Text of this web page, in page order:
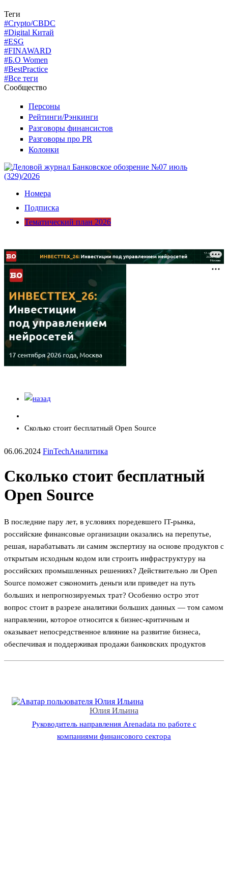
Теги
#Crypto/CBDC
#Digital Китай
#ESG
#FINAWARD
#Б.О Women
#BestPractice
#Все теги
Сообщество
Персоны
Рейтинги/Рэнкинги
Разговоры финансистов
Разговоры про PR
Колонки
Номера
Подписка
Тематический план 2026
Сколько стоит бесплатный Open Source
06.06.2024 FinTechАналитика
Сколько стоит бесплатный
Open Source
В последние пару лет, в условиях поредевшего IT-рынка,
российские финансовые организации оказались на перепутье,
решая, нарабатывать ли самим экспертизу на основе продуктов с
открытым исходным кодом или строить инфраструктуру на
российских промышленных решениях? Действительно ли Open
Source поможет сэкономить деньги или приведет на путь
больших и непрогнозируемых трат? Особенно остро этот
вопрос стоит в разрезе аналитики больших данных — том самом
направлении, которое относится к бизнес-критичным и
оказывает непосредственное влияние на развитие бизнеса,
обеспечивая и поддерживая продажи банковских продуктов
Юлия Ильина
Руководитель направления Arenadata по работе с
компаниями финансового сектора